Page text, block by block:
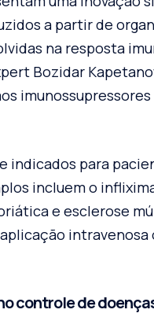
a partir de
na resposta
Bozidar
indicados para
incluem o
e esclerose
controle de